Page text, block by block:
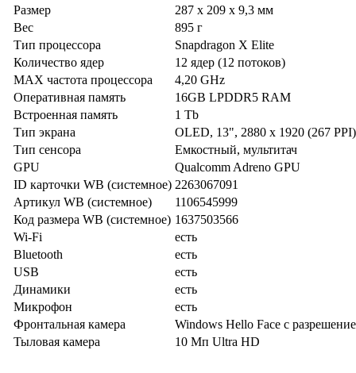
Размер
287 x 209 x 9,3 мм
Вес
895 г
Тип процессора
Snapdragon X Elite
Количество ядер
12 ядер (12 потоков)
MAX частота процессора
4,20 GHz
Оперативная память
16GB LPDDR5 RAM
Встроенная память
1 Tb
Тип экрана
OLED, 13", 2880 x 1920 (267
Тип сенсора
Емкостный, мультитач
GPU
Qualcomm Adreno GPU
ID карточки WB (системное) 2263067091
Артикул WB (системное)
1106545999
Код размера WB (системное) 1637503566
Wi-Fi
есть
Bluetooth
есть
USB
есть
Динамики
есть
Микрофон
есть
Фронтальная камера
Windows Hello Face с
Тыловая камера
10 Мп Ultra HD